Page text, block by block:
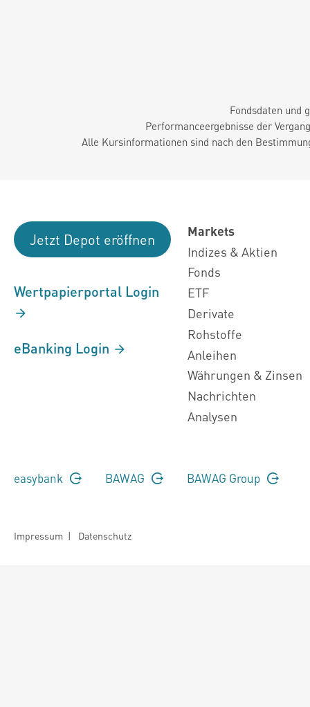
Fondsdaten und
Performanceergebnisse der
Alle Kursinformationen sind nach den
Jetzt Depot eröffnen
Wertpapierportal Login
eBanking Login
Markets
Indizes & Aktien
Fonds
ETF
Derivate
Rohstoffe
Anleihen
Währungen & Zinsen
Nachrichten
Analysen
easybank BAWAG BAWAG Group
Impressum | Datenschutz